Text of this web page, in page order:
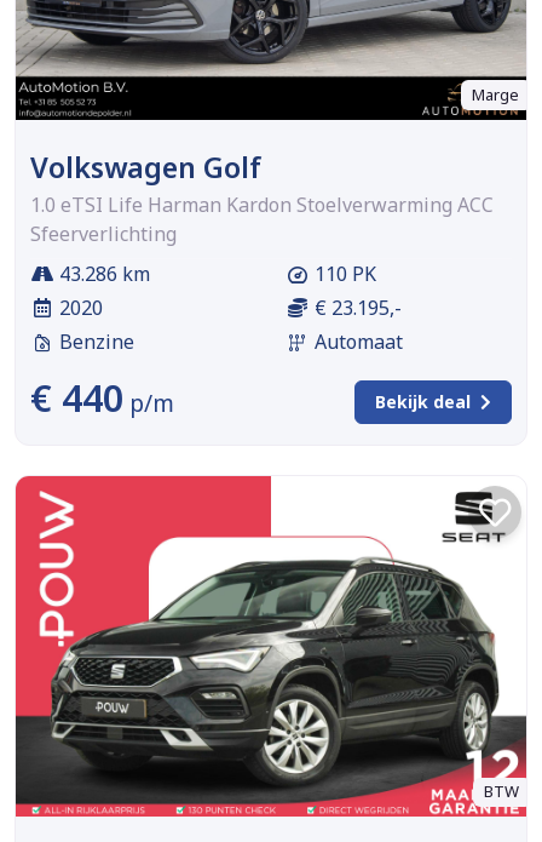
Marge
Volkswagen Golf
1.0 eTSI Life Harman Kardon Stoelverwarming ACC
Sfeerverlichting
43.286 km
2020
Benzine
110 PK
€ 23.195,-
Automaat
€ 440 p/m Bekijk deal
BTW